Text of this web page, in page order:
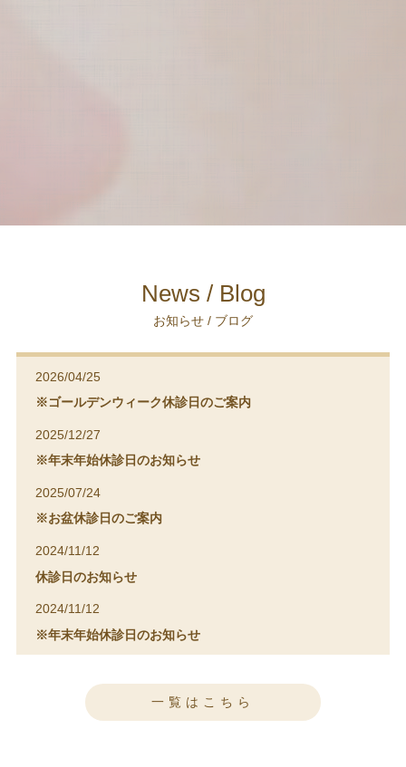
News / Blog
お知らせ / ブログ
2026/04/25
※ゴールデンウィーク休診日のご案内
2025/12/27
※年末年始休診日のお知らせ
2025/07/24
※お盆休診日のご案内
2024/11/12
休診日のお知らせ
2024/11/12
※年末年始休診日のお知らせ
一覧はこちら